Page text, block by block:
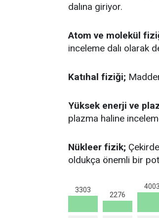
dalına giriyor.
Atom ve molekül
inceleme dalı olarak
Katıhal fiziği;
Yüksek enerji ve
plazma haline
Nükleer fizik;
oldukça önemli bir
3303
2276
4003